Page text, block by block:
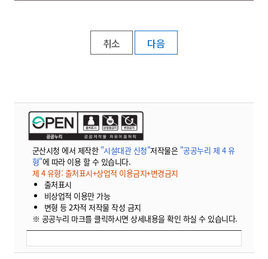
취소
군산시청 에서 제작한 "시설대관 신청"저작물은 "공공누리 제 4 유
형"에 따라 이용 할 수 있습니다.
제 4 유형: 출처표시+상업적 이용금지+변경금지
출처표시
비상업적 이용만 가능
변형 등 2차적 저작물 작성 금지
※ 공공누리 마크를 클릭하시면 상세내용을 확인 하실 수 있습니다.